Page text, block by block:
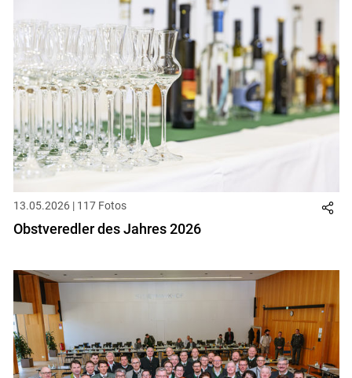
13.05.2026 | 117 Fotos
Obstveredler des Jahres 2026